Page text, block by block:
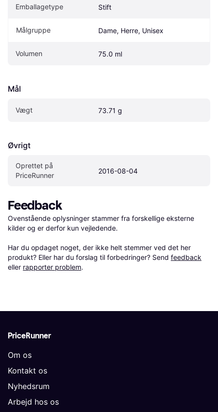
Emballagetype Stift
Målgruppe Dame, Herre, Unisex
Volumen 75.0 ml
Mål
Vægt 73.71 g
Øvrigt
Oprettet på
PriceRunner
2016-08-04
Feedback
Ovenstående oplysninger stammer fra forskellige eksterne
kilder og er derfor kun vejledende.
Har du opdaget noget, der ikke helt stemmer ved det her
produkt? Eller har du forslag til forbedringer? Send feedback
eller rapporter problem.
PriceRunner
Om os
Kontakt os
Nyhedsrum
Arbejd hos os